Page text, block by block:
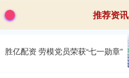
推荐资讯
胜亿配资 劳模党员荣获“七一勋章”